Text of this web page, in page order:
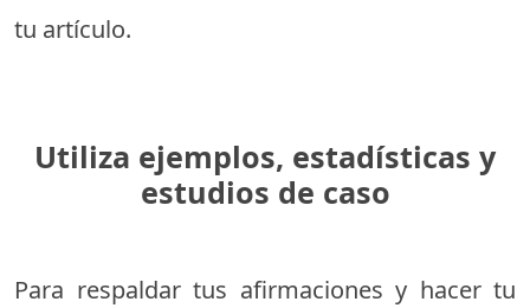
tu artículo.
Utiliza ejemplos, estadísticas y
estudios de caso
Para respaldar tus afirmaciones y hacer tu